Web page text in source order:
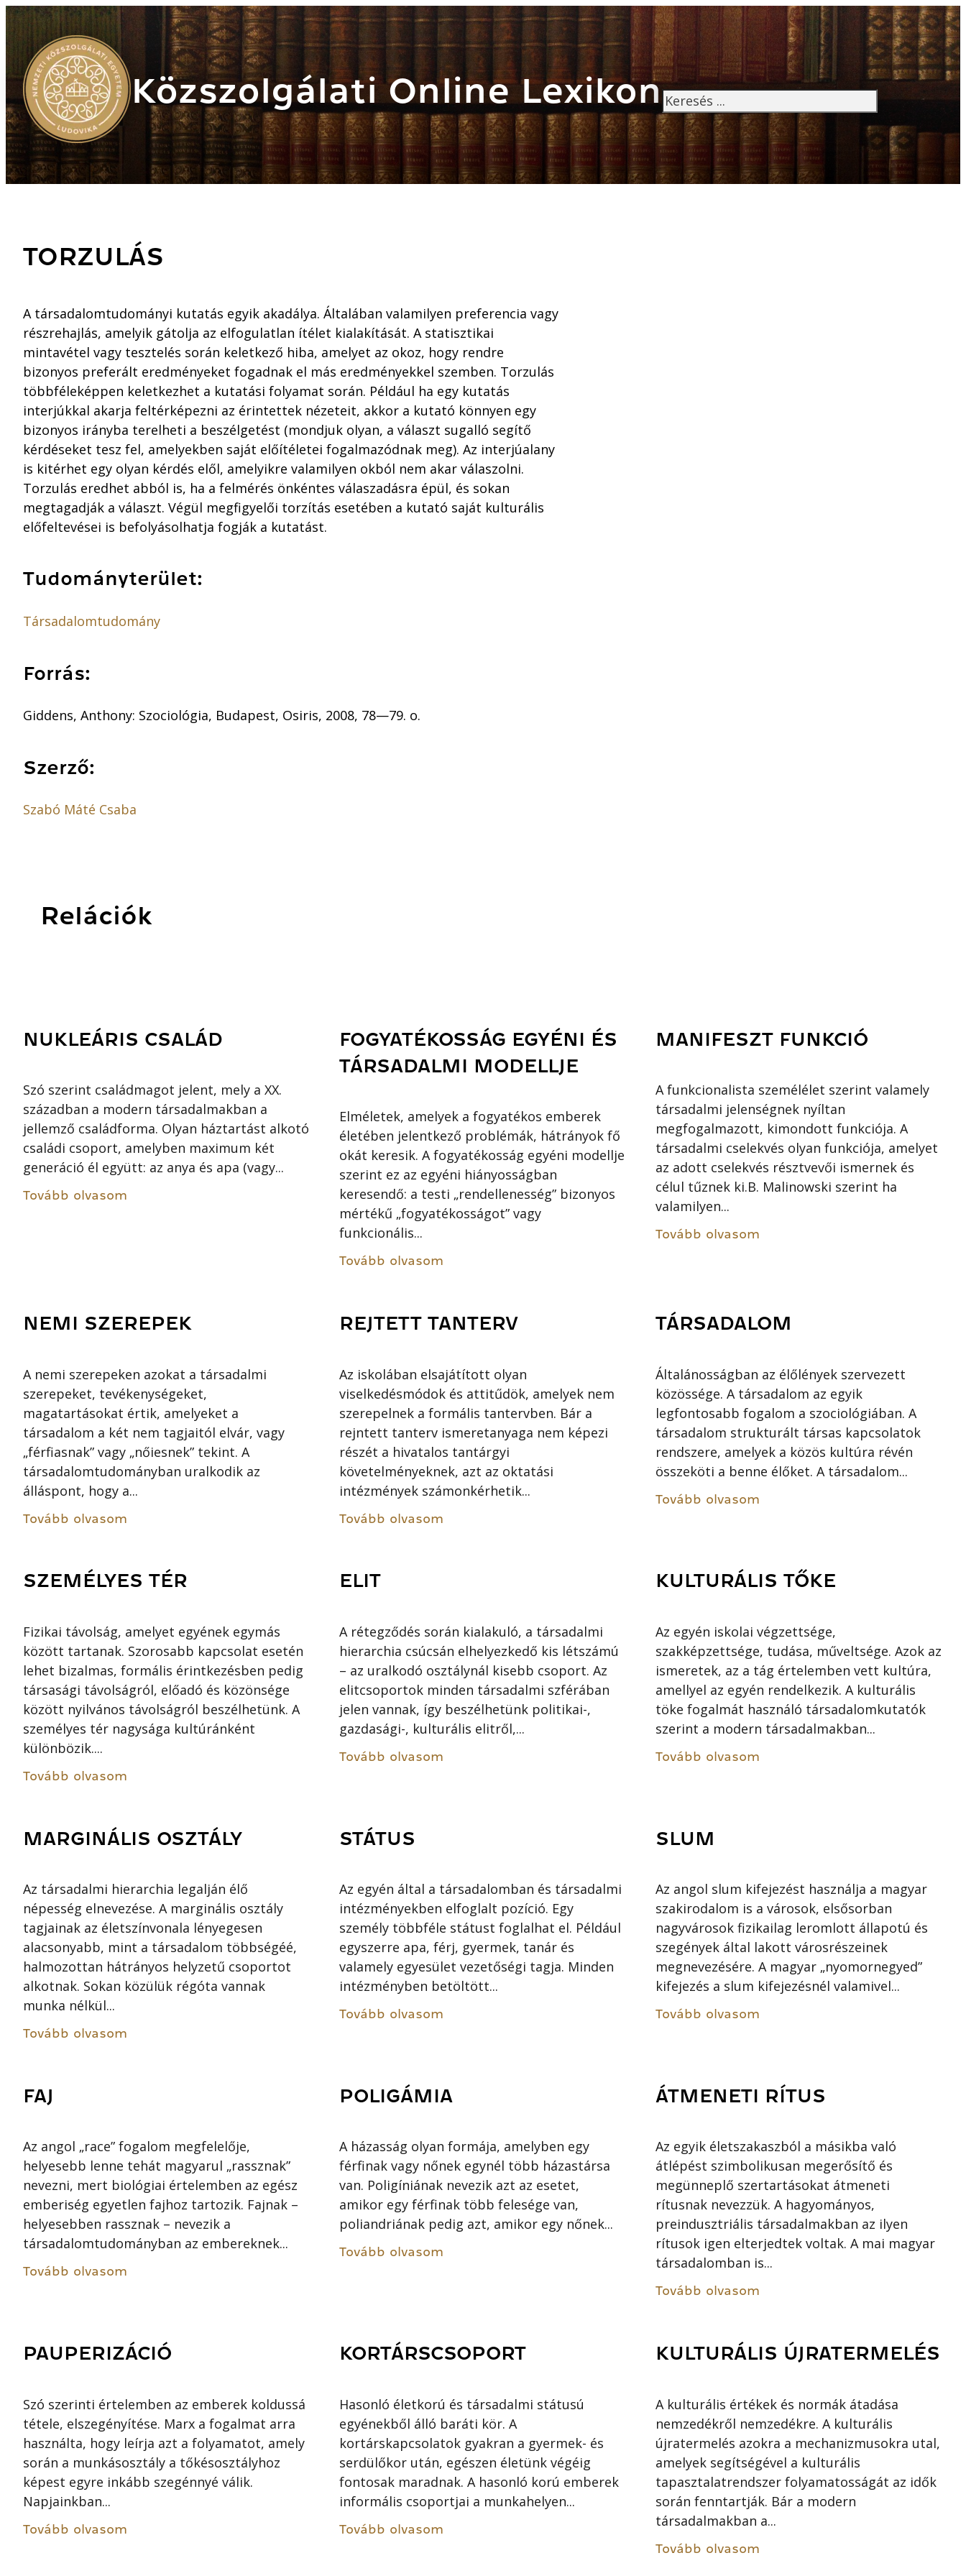
Közszolgálati Online Lexikon Keresés
TORZULÁS
A társadalomtudományi kutatás egyik akadálya. Általában valamilyen preferencia vagy
részrehajlás, amelyik gátolja az elfogulatlan ítélet kialakítását. A statisztikai
mintavétel vagy tesztelés során keletkező hiba, amelyet az okoz, hogy rendre
bizonyos preferált eredményeket fogadnak el más eredményekkel szemben. Torzulás
többféleképpen keletkezhet a kutatási folyamat során. Például ha egy kutatás
interjúkkal akarja feltérképezni az érintettek nézeteit, akkor a kutató könnyen egy
bizonyos irányba terelheti a beszélgetést (mondjuk olyan, a választ sugalló segítő
kérdéseket tesz fel, amelyekben saját előítéletei fogalmazódnak meg). Az interjúalany
is kitérhet egy olyan kérdés elől, amelyikre valamilyen okból nem akar válaszolni.
Torzulás eredhet abból is, ha a felmérés önkéntes válaszadásra épül, és sokan
megtagadják a választ. Végül megfigyelői torzítás esetében a kutató saját kulturális
előfeltevései is befolyásolhatja fogják a kutatást.
Tudományterület:
Társadalomtudomány
Forrás:
Giddens, Anthony: Szociológia, Budapest, Osiris, 2008, 78—79. o.
Szerző:
Szabó Máté Csaba
Relációk
NUKLEÁRIS CSALÁD
Szó szerint családmagot jelent, mely a XX.
században a modern társadalmakban a
jellemző családforma. Olyan háztartást alkotó
családi csoport, amelyben maximum két
generáció él együtt: az anya és apa (vagy...
Tovább olvasom
FOGYATÉKOSSÁG EGYÉNI ÉS
TÁRSADALMI MODELLJE
Elméletek, amelyek a fogyatékos emberek
életében jelentkező problémák, hátrányok fő
okát keresik. A fogyatékosság egyéni modellje
szerint ez az egyéni hiányosságban
keresendő: a testi „rendellenesség” bizonyos
mértékű „fogyatékosságot” vagy
funkcionális...
Tovább olvasom
MANIFESZT FUNKCIÓ
A funkcionalista személélet szerint valamely
társadalmi jelenségnek nyíltan
megfogalmazott, kimondott funkciója. A
társadalmi cselekvés olyan funkciója, amelyet
az adott cselekvés résztvevői ismernek és
célul tűznek ki.B. Malinowski szerint ha
valamilyen...
Tovább olvasom
NEMI SZEREPEK
A nemi szerepeken azokat a társadalmi
szerepeket, tevékenységeket,
magatartásokat értik, amelyeket a
társadalom a két nem tagjaitól elvár, vagy
„férfiasnak” vagy „nőiesnek” tekint. A
társadalomtudományban uralkodik az
álláspont, hogy a...
Tovább olvasom
REJTETT TANTERV
Az iskolában elsajátított olyan
viselkedésmódok és attitűdök, amelyek nem
szerepelnek a formális tantervben. Bár a
rejntett tanterv ismeretanyaga nem képezi
részét a hivatalos tantárgyi
követelményeknek, azt az oktatási
intézmények számonkérhetik...
Tovább olvasom
TÁRSADALOM
Általánosságban az élőlények szervezett
közössége. A társadalom az egyik
legfontosabb fogalom a szociológiában. A
társadalom strukturált társas kapcsolatok
rendszere, amelyek a közös kultúra révén
összeköti a benne élőket. A társadalom...
Tovább olvasom
SZEMÉLYES TÉR
Fizikai távolság, amelyet egyének egymás
között tartanak. Szorosabb kapcsolat esetén
lehet bizalmas, formális érintkezésben pedig
társasági távolságról, előadó és közönsége
között nyilvános távolságról beszélhetünk. A
személyes tér nagysága kultúránként
különbözik....
Tovább olvasom
ELIT
A rétegződés során kialakuló, a társadalmi
hierarchia csúcsán elhelyezkedő kis létszámú
– az uralkodó osztálynál kisebb csoport. Az
elitcsoportok minden társadalmi szférában
jelen vannak, így beszélhetünk politikai-,
gazdasági-, kulturális elitről,...
Tovább olvasom
KULTURÁLIS TŐKE
Az egyén iskolai végzettsége,
szakképzettsége, tudása, műveltsége. Azok az
ismeretek, az a tág értelemben vett kultúra,
amellyel az egyén rendelkezik. A kulturális
töke fogalmát használó társadalomkutatók
szerint a modern társadalmakban...
Tovább olvasom
MARGINÁLIS OSZTÁLY
Az társadalmi hierarchia legalján élő
népesség elnevezése. A marginális osztály
tagjainak az életszínvonala lényegesen
alacsonyabb, mint a társadalom többségéé,
halmozottan hátrányos helyzetű csoportot
alkotnak. Sokan közülük régóta vannak
munka nélkül...
Tovább olvasom
STÁTUS
Az egyén által a társadalomban és társadalmi
intézményekben elfoglalt pozíció. Egy
személy többféle státust foglalhat el. Például
egyszerre apa, férj, gyermek, tanár és
valamely egyesület vezetőségi tagja. Minden
intézményben betöltött...
Tovább olvasom
SLUM
Az angol slum kifejezést használja a magyar
szakirodalom is a városok, elsősorban
nagyvárosok fizikailag leromlott állapotú és
szegények által lakott városrészeinek
megnevezésére. A magyar „nyomornegyed”
kifejezés a slum kifejezésnél valamivel...
Tovább olvasom
FAJ
Az angol „race” fogalom megfelelője,
helyesebb lenne tehát magyarul „rassznak”
nevezni, mert biológiai értelemben az egész
emberiség egyetlen fajhoz tartozik. Fajnak –
helyesebben rassznak – nevezik a
társadalomtudományban az embereknek...
Tovább olvasom
POLIGÁMIA
A házasság olyan formája, amelyben egy
férfinak vagy nőnek egynél több házastársa
van. Poligíniának nevezik azt az esetet,
amikor egy férfinak több felesége van,
poliandriának pedig azt, amikor egy nőnek...
Tovább olvasom
ÁTMENETI RÍTUS
Az egyik életszakaszból a másikba való
átlépést szimbolikusan megerősítő és
megünneplő szertartásokat átmeneti
rítusnak nevezzük. A hagyományos,
preindusztriális társadalmakban az ilyen
rítusok igen elterjedtek voltak. A mai magyar
társadalomban is...
Tovább olvasom
PAUPERIZÁCIÓ
Szó szerinti értelemben az emberek koldussá
tétele, elszegényítése. Marx a fogalmat arra
használta, hogy leírja azt a folyamatot, amely
során a munkásosztály a tőkésosztályhoz
képest egyre inkább szegénnyé válik.
Napjainkban...
Tovább olvasom
KORTÁRSCSOPORT
Hasonló életkorú és társadalmi státusú
egyénekből álló baráti kör. A
kortárskapcsolatok gyakran a gyermek- és
serdülőkor után, egészen életünk végéig
fontosak maradnak. A hasonló korú emberek
informális csoportjai a munkahelyen...
Tovább olvasom
KULTURÁLIS ÚJRATERMELÉS
A kulturális értékek és normák átadása
nemzedékről nemzedékre. A kulturális
újratermelés azokra a mechanizmusokra utal,
amelyek segítségével a kulturális
tapasztalatrendszer folyamatosságát az idők
során fenntartják. Bár a modern
társadalmakban a...
Tovább olvasom